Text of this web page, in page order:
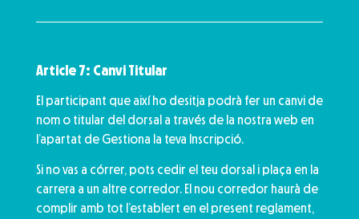
Article 7: Canvi Titular
El participant que així ho desitja podrà fer un canvi de
nom o titular del dorsal a través de la nostra web en
l’apartat de Gestiona la teva Inscripció.
Si no vas a córrer, pots cedir el teu dorsal i plaça en la
carrera a un altre corredor. El nou corredor haurà de
complir amb tot l’establert en el present reglament,